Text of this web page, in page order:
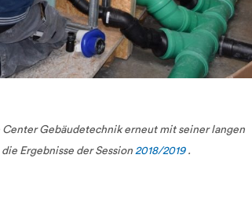
Gebäudetechnik erneut mit seiner langen
Ergebnisse der Session 2018/2019.